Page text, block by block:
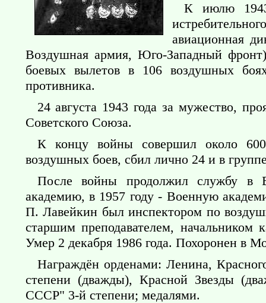
К июлю 1943
авиационная
Воздушная армия, Юго-Западный
боевых вылетов в 106 воздушных
противника.
24 августа 1943 года за мужество,
Советского Союза.
К концу войны совершил около
воздушных боев, сбил лично 24 и в
После войны продолжил службу в
академию, в 1957 году - Военную
П. Лавейкин был инспектором по
старшим преподавателем,
Умер 2 декабря 1986 года. Похоронен в
Награждён орденами: Ленина,
степени (дважды), Красной Звезды
СССР" 3-й степени; медалями.